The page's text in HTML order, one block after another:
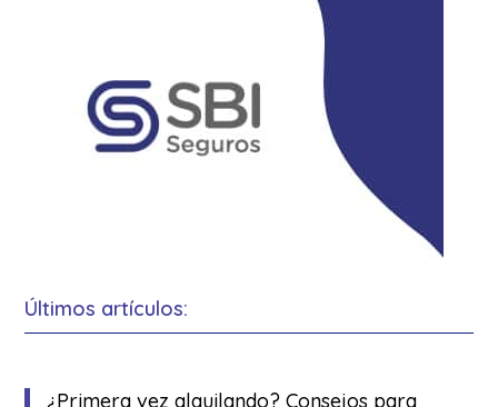
Últimos artículos:
¿Primera vez alquilando? Consejos para